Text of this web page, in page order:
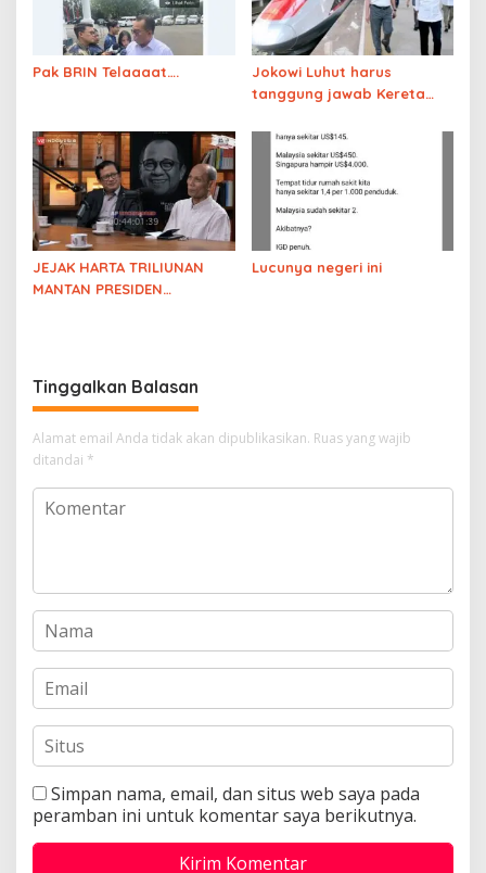
Pak BRIN Telaaaat….
Jokowi Luhut harus
tanggung jawab Kereta
JEJAK HARTA TRILIUNAN
MANTAN PRESIDEN
Keluarga Solo
Lucunya negeri ini
Tinggalkan Balasan
Alamat email Anda tidak akan dipublikasikan. Ruas yang wajib
ditandai *
Simpan nama, email, dan situs web saya pada
peramban ini untuk komentar saya berikutnya.